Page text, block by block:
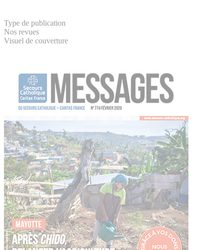
Type de publication
Nos revues
Visuel de couverture